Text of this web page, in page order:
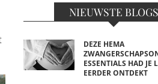
NIEUWSTE BLOGS
DEZE HEMA
ESSENTIALS HAD JE
EERDER ONTDEKT